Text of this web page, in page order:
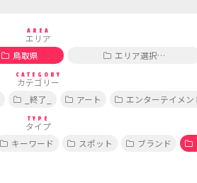
AREA
エリア
鳥取県 エリア選択…
CATEGORY
カテゴリー
_終了_ アート エンターテイメン
TYPE
タイプ
キーワード スポット ブランド